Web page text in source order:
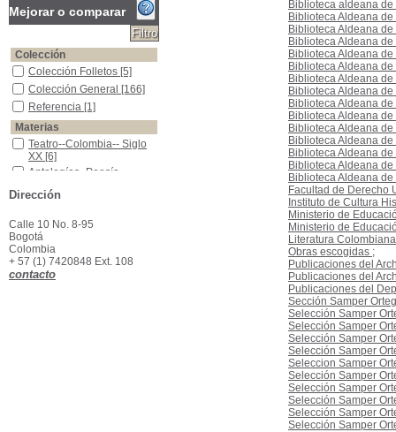
Biblioteca aldeana
Biblioteca Aldeana
Biblioteca Aldeana
Biblioteca Aldeana
Biblioteca Aldeana
Biblioteca Aldeana
Biblioteca Aldeana
Biblioteca Aldeana
Biblioteca Aldeana
Biblioteca Aldeana
Biblioteca Aldeana
Biblioteca Aldeana
Biblioteca Aldeana
Biblioteca Aldeana
Biblioteca Aldeana
Facultad de Derecho
Instituto de Cultura
Ministerio de
Ministerio de
Literatura
Obras escogidas ;
Publicaciones del
Publicaciones del
Publicaciones del
Sección Samper
Selección Samper
Selección Samper
Selección Samper
Selección Samper
Seleccion Samper
Selección Samper
Selección Samper
Selección Samper
Selección Samper
Selección Samper
Mejorar o comparar
Colección
Colección Folletos
Colección Folletos [5]
Colección General
Colección General [166]
Referencia
Referencia [1]
Materias
Teatro--Colombia-- Siglo XX
Teatro--Colombia-- Siglo
XX [6]
Antologías -Poesía -Colombia
Antologías -Poesía -
Poesía -AntologíasColombia -
Poesía -
Oratoria sagrada -colombia
Oratoria sagrada -
colombia
Literatura -Colombia -Miscelanea
Literatura -Colombia -
Miscelanea
Dirección
Calle 10 No. 8-95
Bogotá
Colombia
+ 57 (1) 7420848 Ext. 108
contacto